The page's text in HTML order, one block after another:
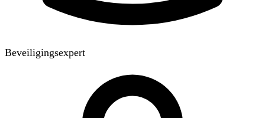
Beveiligingsexpert